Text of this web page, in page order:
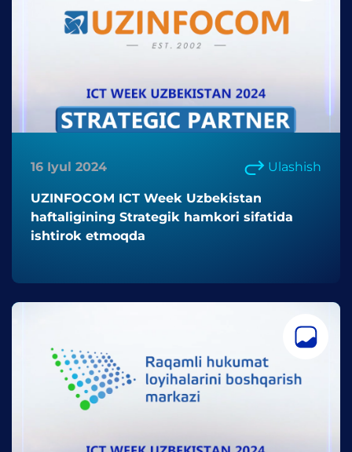
16 Iyul 2024 Ulashish
UZINFOCOM ICT Week Uzbekistan
haftaligining Strategik hamkori sifatida
ishtirok etmoqda